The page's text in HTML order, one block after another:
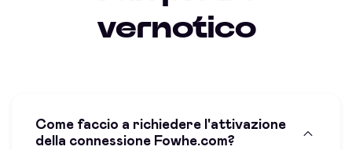
vernotico
Come faccio a richiedere l'attivazione
della connessione Fowhe.com?